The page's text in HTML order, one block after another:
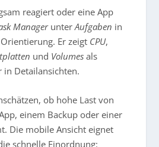
reagiert oder eine App
ManagerunterAufgaben in
Er zeigt CPU,
und Volumes als
in Detailansichten.
ob hohe Last von
einem Backup oder einer
Die mobile Ansicht eignet
schnelle Einordnung: